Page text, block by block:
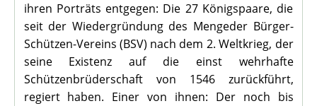
ihren Porträts entgegen: Die 27 Königspaare, die
seit der Wiedergründung des Mengeder Bürger-
Schützen-Vereins (BSV) nach dem 2. Weltkrieg, der
seine Existenz auf die einst wehrhafte
Schützenbrüderschaft von 1546 zurückführt,
regiert haben. Einer von ihnen: Der noch bis